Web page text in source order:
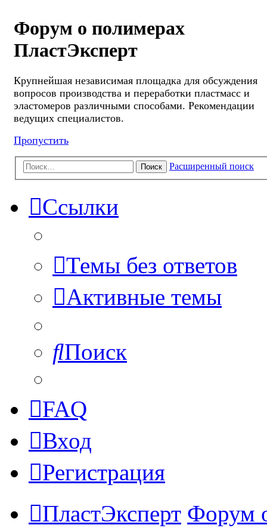
Форум о полимерах
ПластЭксперт
Крупнейшая независимая площадка для обсуждения
вопросов производства и переработки пластмасс и
эластомеров различными способами. Рекомендации
ведущих специалистов.
Пропустить
Поиск Расширенный поиск
Ссылки
Темы без ответов
Активные темы
Поиск
FAQ
Вход
Регистрация
ПластЭксперт Форум